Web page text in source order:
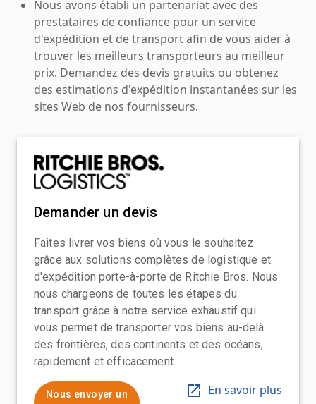
Nous avons établi un partenariat avec des
prestataires de confiance pour un service
d'expédition et de transport afin de vous aider à
trouver les meilleurs transporteurs au meilleur
prix. Demandez des devis gratuits ou obtenez
des estimations d'expédition instantanées sur les
sites Web de nos fournisseurs.
Demander un devis
Faites livrer vos biens où vous le souhaitez
grâce aux solutions complètes de logistique et
d'expédition porte-à-porte de Ritchie Bros. Nous
nous chargeons de toutes les étapes du
transport grâce à notre service exhaustif qui
vous permet de transporter vos biens au-delà
des frontières, des continents et des océans,
rapidement et efficacement.
Nous envoyer un
En savoir plus